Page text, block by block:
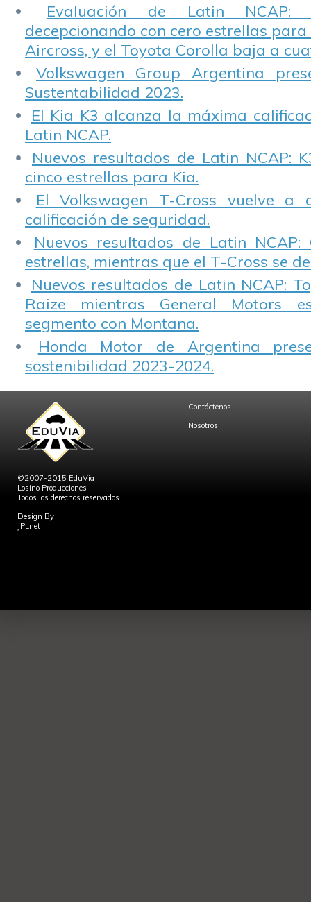
Evaluación de Latin NCAP:
decepcionando con cero estrellas para
Aircross, y el Toyota Corolla baja a
Volkswagen Group Argentina
Sustentabilidad 2023.
El Kia K3 alcanza la máxima
Latin NCAP.
Nuevos resultados de Latin NCAP:
cinco estrellas para Kia.
El Volkswagen T-Cross vuelve a
calificación de seguridad.
Nuevos resultados de Latin NCAP:
estrellas, mientras que el T-Cross se
Nuevos resultados de Latin NCAP:
Raize mientras General Motors
segmento con Montana.
Honda Motor de Argentina
sostenibilidad 2023-2024.
©2007-2015 EduVia
Losino Producciones
Todos los derechos reservados.
Design By
JPLnet
Contáctenos
Nosotros